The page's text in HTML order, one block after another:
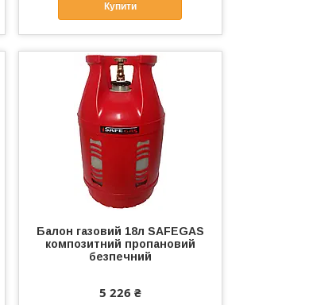
Купити
Балон газовий 18л SAFEGAS
композитний пропановий
безпечний
5 226 ₴